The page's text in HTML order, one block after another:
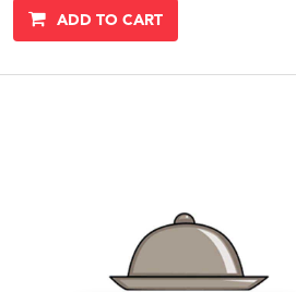
ADD TO CART